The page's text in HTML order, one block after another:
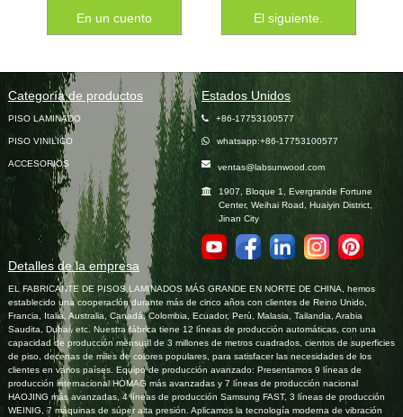
En un cuento El siguiente.
Categoría de productos
PISO LAMINADO
PISO VINILICO
ACCESORIOS
Estados Unidos
+86-17753100577
whatsapp:+86-17753100577
ventas@labsunwood.com
1907, Bloque 1, Evergrande Fortune
Center, Weihai Road, Huaiyin District,
Jinan City
Detalles de la empresa
EL FABRICANTE DE PISOS LAMINADOS MÁS GRANDE EN NORTE DE CHINA, hemos
establecido una cooperación durante más de cinco años con clientes de Reino Unido,
Francia, Italia, Australia, Canadá, Colombia, Ecuador, Perú, Malasia, Tailandia, Arabia
Saudita, Dubai, etc. Nuestra fábrica tiene 12 líneas de producción automáticas, con una
capacidad de producción mensual de 3 millones de metros cuadrados, cientos de superficies
de piso, decenas de miles de colores populares, para satisfacer las necesidades de los
clientes en varios países. Equipo de producción avanzado: Presentamos 9 líneas de
producción internacional HOMAG más avanzadas y 7 líneas de producción nacional
HAOJING más avanzadas, 4 líneas de producción Samsung FAST, 3 líneas de producción
WEINIG, 7 máquinas de súper alta presión. Aplicamos la tecnología moderna de vibración